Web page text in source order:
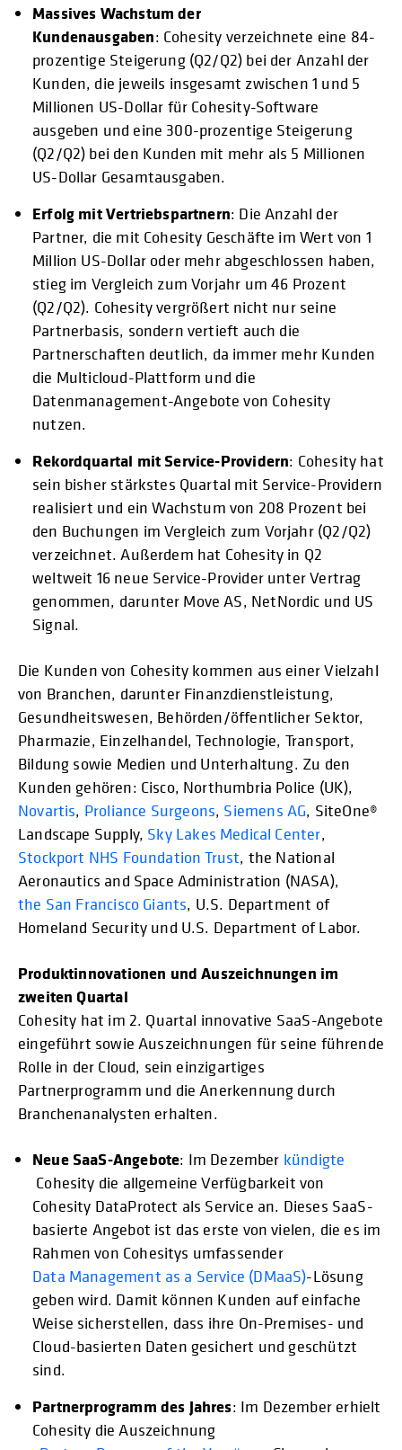
Massives Wachstum der
Kundenausgaben: Cohesity verzeichnete eine 84-
prozentige Steigerung (Q2/Q2) bei der Anzahl der
Kunden, die jeweils insgesamt zwischen 1 und 5
Millionen US-Dollar für Cohesity-Software
ausgeben und eine 300-prozentige Steigerung
(Q2/Q2) bei den Kunden mit mehr als 5 Millionen
US-Dollar Gesamtausgaben.
Erfolg mit Vertriebspartnern: Die Anzahl der
Partner, die mit Cohesity Geschäfte im Wert von 1
Million US-Dollar oder mehr abgeschlossen haben,
stieg im Vergleich zum Vorjahr um 46 Prozent
(Q2/Q2). Cohesity vergrößert nicht nur seine
Partnerbasis, sondern vertieft auch die
Partnerschaften deutlich, da immer mehr Kunden
die Multicloud-Plattform und die
Datenmanagement-Angebote von Cohesity
nutzen.
Rekordquartal mit Service-Providern: Cohesity hat
sein bisher stärkstes Quartal mit Service-Providern
realisiert und ein Wachstum von 208 Prozent bei
den Buchungen im Vergleich zum Vorjahr (Q2/Q2)
verzeichnet. Außerdem hat Cohesity in Q2
weltweit 16 neue Service-Provider unter Vertrag
genommen, darunter Move AS, NetNordic und US
Signal.
Die Kunden von Cohesity kommen aus einer Vielzahl
von Branchen, darunter Finanzdienstleistung,
Gesundheitswesen, Behörden/öffentlicher Sektor,
Pharmazie, Einzelhandel, Technologie, Transport,
Bildung sowie Medien und Unterhaltung. Zu den
Kunden gehören: Cisco, Northumbria Police (UK),
Novartis, Proliance Surgeons, Siemens AG, SiteOne®
Landscape Supply, Sky Lakes Medical Center,
Stockport NHS Foundation Trust, the National
Aeronautics and Space Administration (NASA),
the San Francisco Giants, U.S. Department of
Homeland Security und U.S. Department of Labor.
Produktinnovationen und Auszeichnungen im
zweiten Quartal
Cohesity hat im 2. Quartal innovative SaaS-Angebote
eingeführt sowie Auszeichnungen für seine führende
Rolle in der Cloud, sein einzigartiges
Partnerprogramm und die Anerkennung durch
Branchenanalysten erhalten.
Neue SaaS-Angebote: Im Dezember kündigte
Cohesity die allgemeine Verfügbarkeit von
Cohesity DataProtect als Service an. Dieses SaaS-
basierte Angebot ist das erste von vielen, die es im
Rahmen von Cohesitys umfassender
Data Management as a Service (DMaaS)-Lösung
geben wird. Damit können Kunden auf einfache
Weise sicherstellen, dass ihre On-Premises- und
Cloud-basierten Daten gesichert und geschützt
sind.
Partnerprogramm des Jahres: Im Dezember erhielt
Cohesity die Auszeichnung